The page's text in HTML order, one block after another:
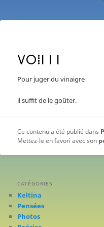
ⴸⵔⵂⵏ ⵏ ⵏ
Pour juger du vinaigre
il suffit de le goûter.
Ce contenu a été publié dans
Mettez-le en favori avec son
CATÉGORIES
Keltina
Pensées
Photos